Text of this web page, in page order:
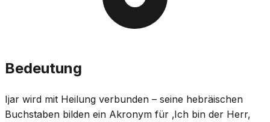
Bedeutung
Ijar wird mit Heilung verbunden – seine hebräischen
Buchstaben bilden ein Akronym für ‚Ich bin der Herr,